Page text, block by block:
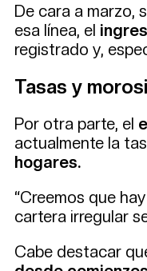
De cara a marzo,
esa línea, el
registrado y,
Tasas y
Por otra parte, el
actualmente la
hogares.
“Creemos que
cartera irregular
Cabe destacar